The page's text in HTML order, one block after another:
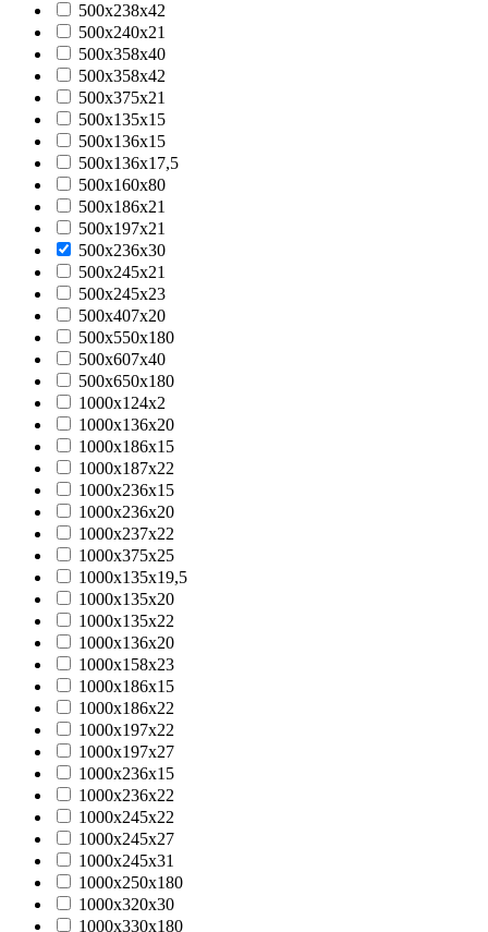
500x238x42
500x240x21
500x358x40
500x358x42
500x375x21
500х135х15
500х136х15
500х136х17,5
500х160х80
500х186х21
500х197х21
500х236х30
500х245х21
500х245х23
500х407х20
500х550х180
500х607х40
500х650х180
1000x124x2
1000x136x20
1000x186x15
1000x187x22
1000x236x15
1000x236x20
1000x237x22
1000x375x25
1000х135х19,5
1000х135х20
1000х135х22
1000х136х20
1000х158х23
1000х186х15
1000х186х22
1000х197х22
1000х197х27
1000х236х15
1000х236х22
1000х245х22
1000х245х27
1000х245х31
1000х250х180
1000х320х30
1000х330х180